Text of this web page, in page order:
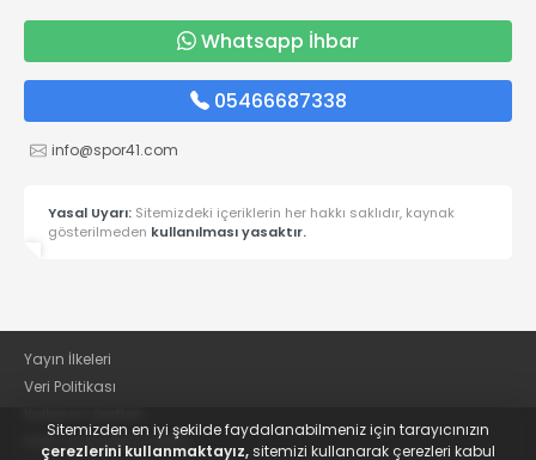
Whatsapp İhbar
05466687338
info@spor41.com
Yasal Uyarı: Sitemizdeki içeriklerin her hakkı saklıdır, kaynak
gösterilmeden kullanılması yasaktır.
Yayın İlkeleri
Veri Politikası
KVKK Aydınlatma Metni
Sitemizden en iyi şekilde faydalanabilmeniz için tarayıcınızın
çerezlerini kullanmaktayız,sitemizi kullanarak çerezleri kabul